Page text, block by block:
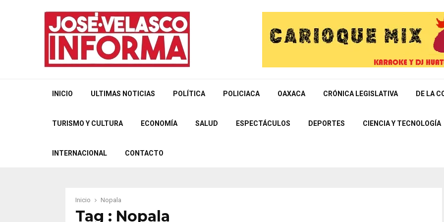
INICIO ULTIMAS NOTICIAS POLÍTICA POLICIACA OAXACA CRÓNICA LEGISLATIVA DE LA
TURISMO Y CULTURA ECONOMÍA SALUD ESPECTÁCULOS DEPORTES CIENCIA Y TECNOLOGÍA
INTERNACIONAL CONTACTO
Inicio Nopala
Tag : Nopala